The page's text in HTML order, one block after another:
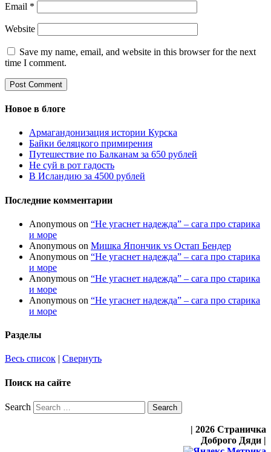
Email *
Website
Save my name, email, and website in this browser for the next
time I comment.
Новое в блоге
Армагандонизация истории Курска
Байки беляцкого примирения
Путешествие по Балканам за 650 рублей
Не суй в рот гадость
В Исландию за 4500 рублей
Последние комментарии
Anonymous on “Не угаснет надежда” – сага про старика
и море
Anonymous on Мишка Япончик vs Остап Бендер
Anonymous on “Не угаснет надежда” – сага про старика
и море
Anonymous on “Не угаснет надежда” – сага про старика
и море
Anonymous on “Не угаснет надежда” – сага про старика
и море
Разделы
Весь список | Свернуть
Поиск на сайте
Search
| 2026 Страничка
Доброго Дяди |